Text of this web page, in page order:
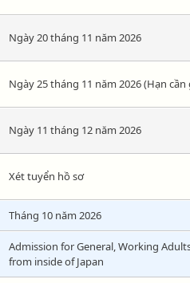
Ngày 20 tháng 11 năm 2026
Ngày 25 tháng 11 năm 2026 (Hạn
Ngày 11 tháng 12 năm 2026
Xét tuyển hồ sơ
Tháng 10 năm 2026
Admission for General, Working
from inside of Japan